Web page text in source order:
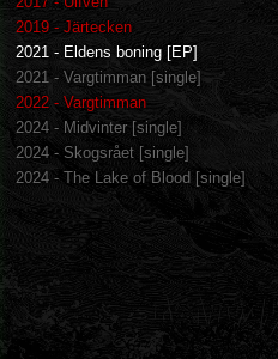
2019 - Järtecken
2021 - Eldens boning [EP]
2021 - Vargtimman [single]
2022 - Vargtimman
2024 - Midvinter [single]
2024 - Skogsrået [single]
2024 - The Lake of Blood [single]